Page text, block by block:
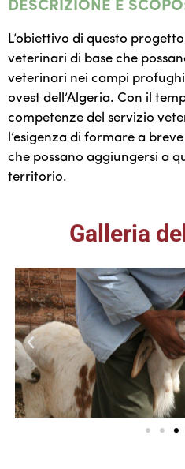
DESCRIZIONE E
L’obiettivo di questo
veterinari di base che
veterinari nei campi
ovest dell’Algeria. Con il
competenze del servizio
l’esigenza di formare a
che possano aggiungersi a
territorio.
Galleria